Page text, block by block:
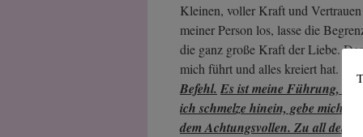
Kleinen, voller Kraft und
meiner Person los, lasse die
die ganz große Kraft der Liebe.
mich führt und alles kreiert hat.
Befehl. Es ist meine Führung, es
ich schmelze hinein, gebe mich
dem Achtungsvollen. Zu all dem